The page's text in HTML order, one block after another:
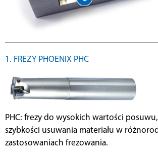
1. FREZY PHOENIX PHC
PHC: frezy do wysokich wartości
szybkości usuwania materiału w
zastosowaniach frezowania.